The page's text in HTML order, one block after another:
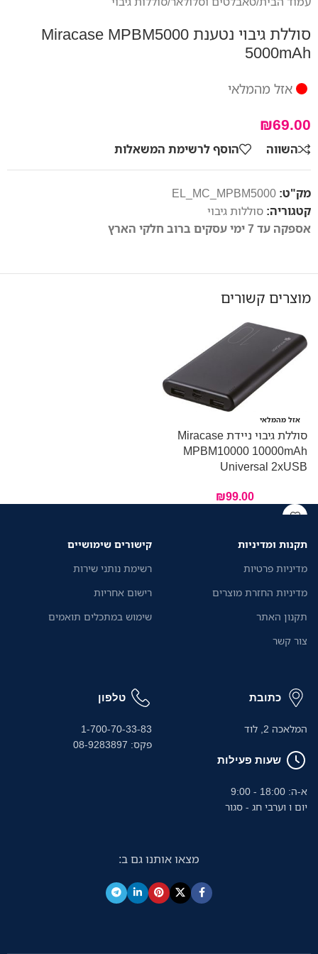
סוללת גיבוי נטענת Miracase MPBM5000
5000mAh
אזל מהמלאי
₪69.00
השווה הוסף לרשימת המשאלות
מק"ט: EL_MC_MPBM5000
קטגוריה: סוללות גיבוי
אספקה עד 7 ימי עסקים ברוב חלקי הארץ
מוצרים קשורים
אזל מהמלאי
סוללת גיבוי ניידת Miracase
MPBM10000 10000mAh
Universal 2xUSB
₪99.00
תקנות ומדיניות
מדיניות פרטיות
מדיניות החזרת מוצרים
תקנון האתר
צור קשר
קישורים שימושיים
רשימת נותני שירות
רישום אחריות
שימוש במתכלים תואמים
כתובת
המלאכה 2, לוד
שעות פעילות
א-ה: 18:00 - 9:00
יום ו וערבי חג - סגור
טלפון
1-700-70-33-83
פקס: 08-9283897
מצאו אותנו גם ב: